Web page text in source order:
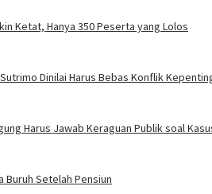
Ketat, Hanya 350 Peserta yang Lolos
Dinilai Harus Bebas Konflik
Harus Jawab Keraguan Publik soal
Buruh Setelah Pensiun